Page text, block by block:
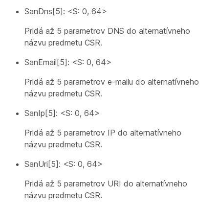
SanDns[5]: <S: 0, 64>
Pridá až 5 parametrov DNS do alternatívneho
názvu predmetu CSR.
SanEmail[5]: <S: 0, 64>
Pridá až 5 parametrov e-mailu do alternatívneho
názvu predmetu CSR.
SanIp[5]: <S: 0, 64>
Pridá až 5 parametrov IP do alternatívneho
názvu predmetu CSR.
SanUri[5]: <S: 0, 64>
Pridá až 5 parametrov URI do alternatívneho
názvu predmetu CSR.